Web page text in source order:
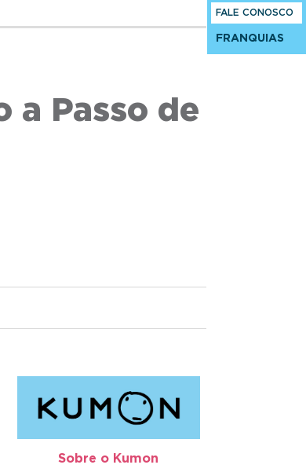
a Passo de
Sobre o Kumon​
FALE CONOSCO
FRANQUIAS